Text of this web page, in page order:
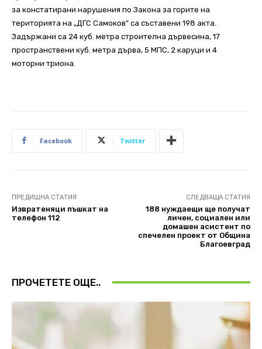
за констатирани нарушения по Закона за горите на
територията на „ДГС Самоков” са съставени 198 акта.
Задържани са 24 куб. метра строителна дървесина, 17
пространствени куб. метра дърва, 5 МПС, 2 каруци и 4
моторни триона.
Facebook Twitter
ПРЕДИШНА СТАТИЯ
Извратеняци пъшкат на
телефон 112
СЛЕДВАЩА СТАТИЯ
188 нуждаещи ще получат
личен, социален или
домашен асистент по
спечелен проект от Община
Благоевград
ПРОЧЕТЕТЕ ОЩЕ..